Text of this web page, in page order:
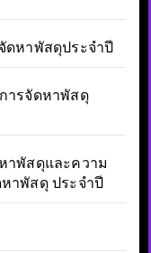
ดหาพัสดุประจำปี
ารจัดหาพัสดุ
าพัสดุและความ
าพัสดุ ประจำปี